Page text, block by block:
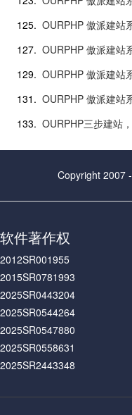
125. OURPHP 傲派建站
127. OURPHP 傲派建站
129. OURPHP 傲派建站
131. OURPHP 傲派建站
133. OURPHP三步建站
Copyright 2007
软件著作权
2012SR001955
2015SR0781993
2025SR0443204
2025SR0544264
2025SR0547880
2025SR0558631
2025SR2443348